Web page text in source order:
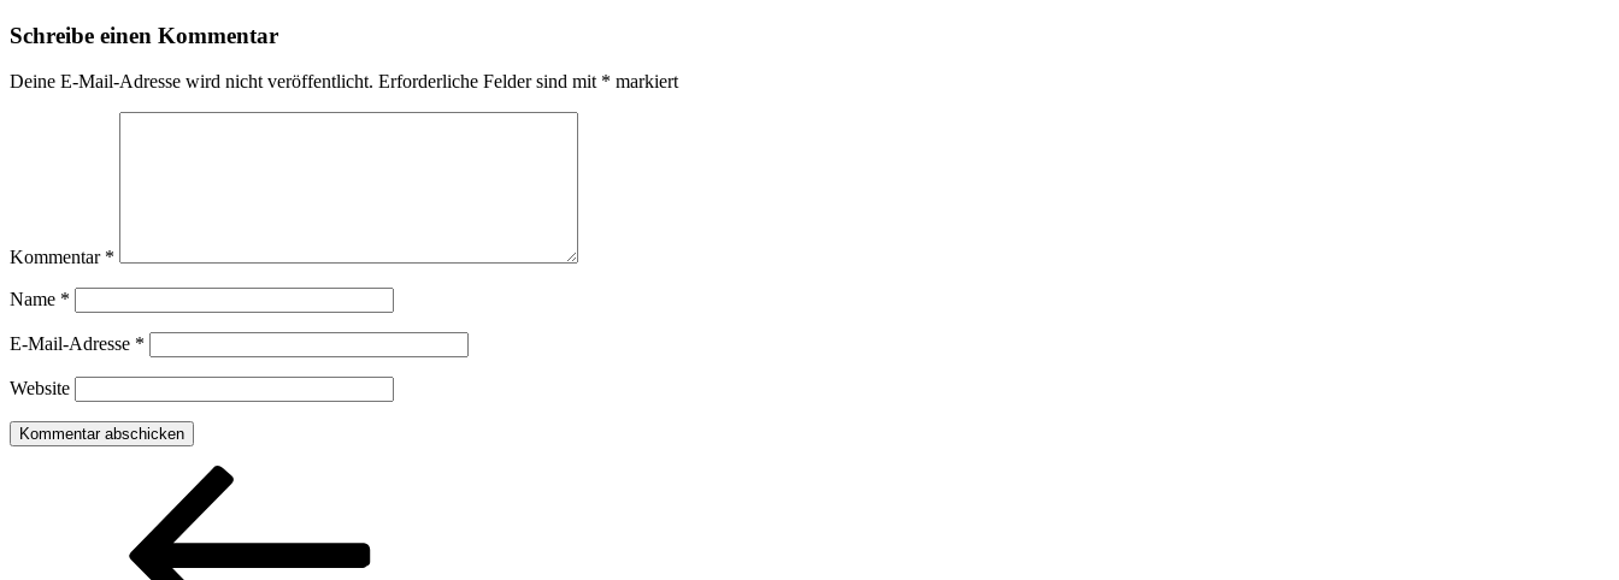
Schreibe einen Kommentar
Deine E-Mail-Adresse wird nicht veröffentlicht. Erforderliche Felder sind mit * markiert
Kommentar *
Name *
E-Mail-Adresse *
Website
Beitragsnavigation